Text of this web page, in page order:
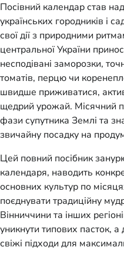
Посівний календар став
українських городників і
свої дії з природними
центральної України
несподівані заморозки,
томатів, перцю чи
швидше приживатися,
щедрий урожай. Місячний
фази супутника Землі та
звичайну посадку на
Цей повний посібник
календаря, наводить
основних культур по
поєднувати традиційну
Вінниччини та інших
уникнути типових пасток, а
свіжі підходи для